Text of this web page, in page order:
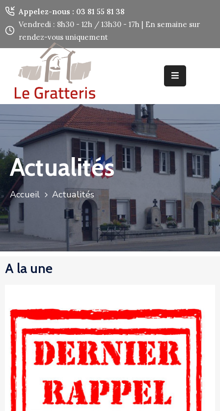
Appelez-nous : 03 81 55 81 38
Vendredi : 8h30 - 12h / 13h30 - 17h | En semaine sur
rendez-vous uniquement
Accueil
Découvrir
Mes
Mes
Services
Utiles
Contact
Actualités
Accueil Actualités
A la une
Panneau de gestion des cookies